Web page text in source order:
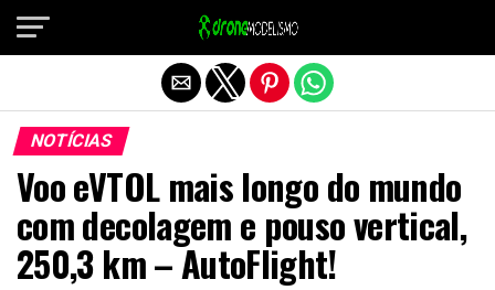
NOTÍCIAS
Voo eVTOL mais longo do mundo
com decolagem e pouso vertical,
250,3 km – AutoFlight!
Sair da versão mobile